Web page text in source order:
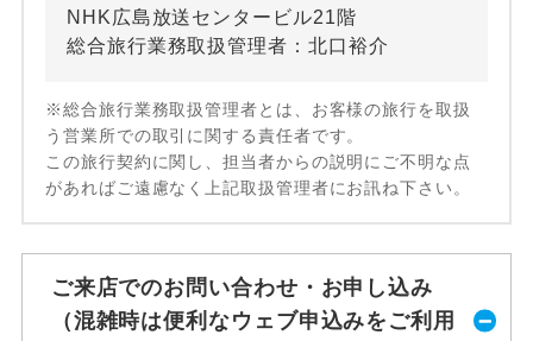
NHK広島放送センタービル21階
総合旅行業務取扱管理者：北口裕介
※総合旅行業務取扱管理者とは、お客様の旅行を取扱
う営業所での取引に関する責任者です。
この旅行契約に関し、担当者からの説明にご不明な点
があればご遠慮なく上記取扱管理者にお訊ね下さい。
ご来店でのお問い合わせ・お申し込み
（混雑時は便利なウェブ申込みをご利用